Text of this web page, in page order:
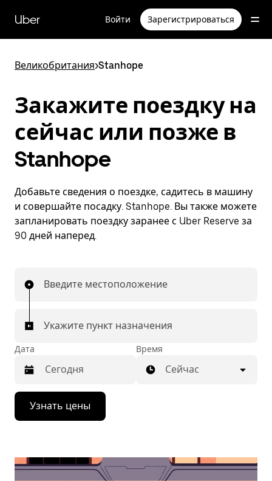
перейти
к
содержимому
Uber Войти Зарегистрироваться
Великобритания>Stanhope
Закажите поездку на
сейчас или позже в
Stanhope
Добавьте сведения о поездке, садитесь в машину
и совершайте посадку. Stanhope. Вы также можете
запланировать поездку заранее с Uber Reserve за
90 дней наперед.
Введите местоположение
Укажите пункт назначения
Дата
Нажмите
стрелку
вниз,
календарю
Время
Сейчас
Узнать цены